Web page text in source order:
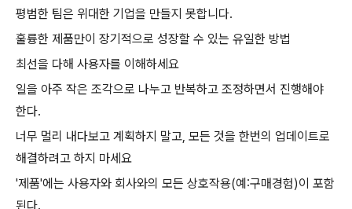
평범한 팀은 위대한 기업을 만들지 못합니다.
훌륭한 제품만이 장기적으로 성장할 수 있는 유일한 방법
최선을 다해 사용자를 이해하세요
일을 아주 작은 조각으로 나누고 반복하고 조정하면서 진행해야
한다.
너무 멀리 내다보고 계획하지 말고, 모든 것을 한번의 업데이트로
해결하려고 하지 마세요
'제품'에는 사용자와 회사와의 모든 상호작용(예:구매경험)이 포함
된다.